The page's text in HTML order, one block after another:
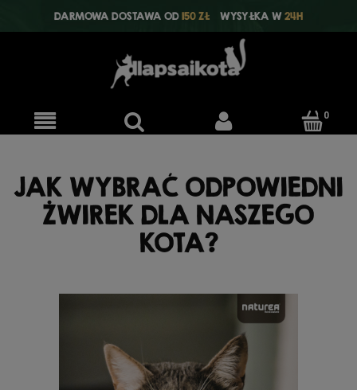
DARMOWA DOSTAWA OD150 ZŁ WYSYŁKA W24H
JAK WYBRAĆ ODPOWIEDNI
ŻWIREK DLA NASZEGO
KOTA?